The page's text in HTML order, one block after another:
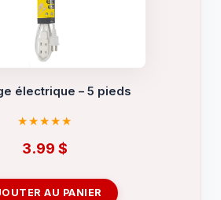
électrique – 5 pieds
3.99 $
AU PANIER